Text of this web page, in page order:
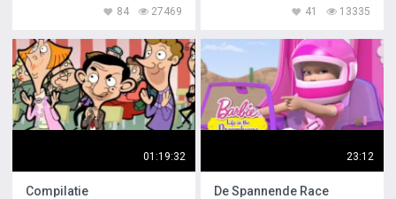
27469
84 13335
41
01:19:32
Compilatie
23:12
De Spannende Race